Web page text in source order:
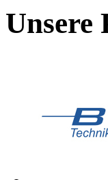
Unsere